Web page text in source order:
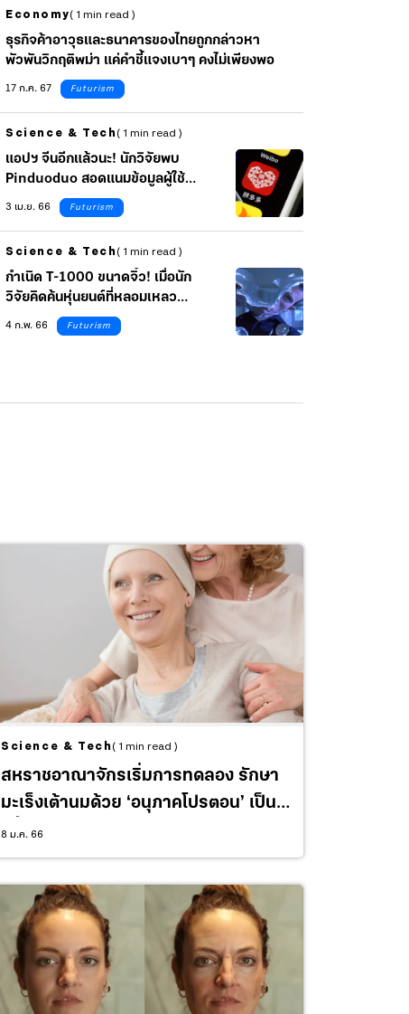
Economy( 1 min read )
ธุรกิจค้าอาวุธและธนาคารของไทยถูกกล่าวหา
พัวพันวิกฤติพม่า แค่คำชี้แจงเบาๆ คงไม่เพียงพอ
17 ก.ค. 67
Futurism
Science & Tech ( 1 min read )
แอปฯ จีนอีกแล้วนะ! นักวิจัยพบ
Pinduoduo สอดแนมข้อมูลผู้ใช้
งานได้
3 เม.ย. 66 Futurism
Science & Tech ( 1 min read )
กำเนิด T-1000 ขนาดจิ๋ว! เมื่อนัก
วิจัยคิดค้นหุ่นยนต์ที่หลอมเหลว
แล้วคืนร่างเหมือนเดิมได้สำเร็จ
4 ก.พ. 66 Futurism
Science & Tech ( 1 min read )
สหราชอาณาจักรเริ่มการทดลอง รักษา
มะเร็งเต้านมด้วย ‘อนุภาคโปรตอน’ เป็น
ครั้งแรกของโลก
8 ม.ค. 66